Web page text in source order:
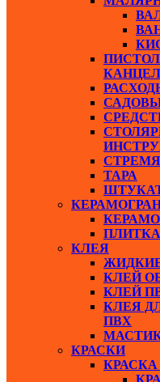
ТАРА
КЛЕЯ
КЛЕЙ
КЛЕЙ
КЛЕЯ
ПВХ
КРАСКИ